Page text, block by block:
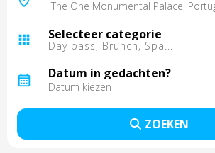
Madrid, Spanje
Tarragona, Spanje
Tenerife, Spanje
Sevilla, Spanje
Lissabon, Portugal
Porto, Portugal
Punta Cana, Dominicaanse Republiek
Cancún, Mexico
Selecteer categorie
Day pass, Brunch, Spa...
Datum in gedachten?
ZOEKEN